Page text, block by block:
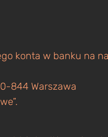
konta w banku na
844 Warszawa